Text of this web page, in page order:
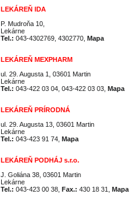
LEKÁREŇ IDA
P. Mudroňa 10,
Lekárne
Tel.: 043-4302769, 4302770, Mapa
LEKÁREŇ MEXPHARM
ul. 29. Augusta 1, 03601 Martin
Lekárne
Tel.: 043-422 03 04, 043-422 03 03, Mapa
LEKÁREŇ PRÍRODNÁ
ul. 29. Augusta 13, 03601 Martin
Lekárne
Tel.: 043-423 91 74, Mapa
LEKÁREŇ PODHÁJ s.r.o.
J. Goliána 38, 03601 Martin
Lekárne
Tel.: 043-423 00 38, Fax.: 430 18 31, Mapa